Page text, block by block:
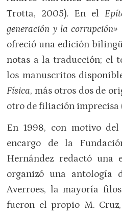
Trotta, 2005). En el
generación y la corrupción»
ofreció una edición
notas a la traducción; el
los manuscritos
Física, más otros dos de
otro de filiación imprecisa
En 1998, con motivo
encargo de la
Hernández redactó una
organizó una antología
Averroes, la mayoría
fueron el propio M.